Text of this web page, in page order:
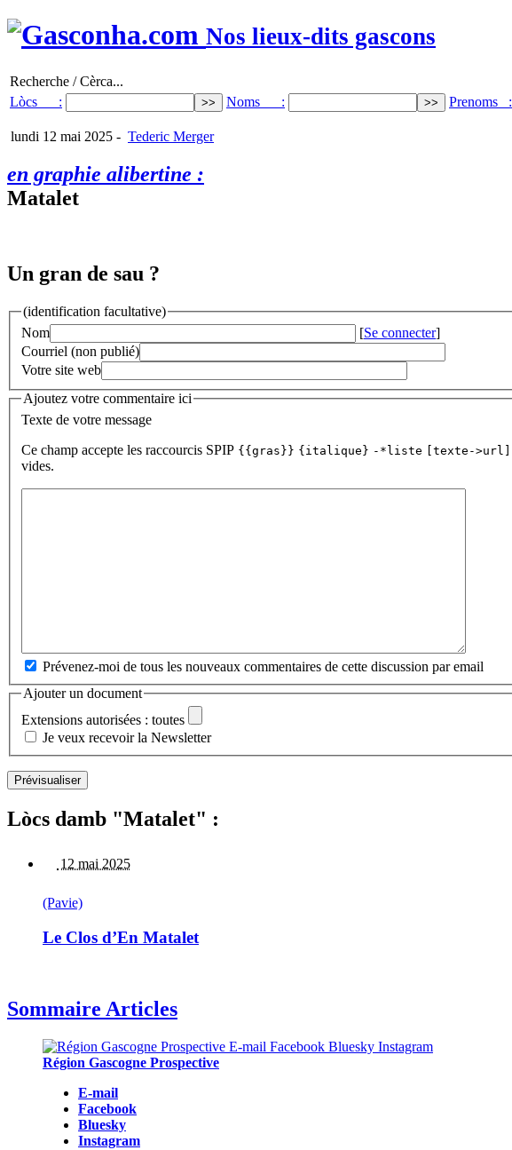
Nos lieux-dits gascons
Recherche / Cèrca...
Lòcs :
Noms : Prenoms :
lundi 12 mai 2025 - Tederic Merger
en graphie alibertine :
Matalet
Un gran de sau ?
(identification facultative)
Nom
[Se connecter]
Courriel (non publié)
Votre site web
Ajoutez votre commentaire ici
Texte de votre message
Ce champ accepte les raccourcis SPIP {{gras}} {italique} -*liste [texte->url]
vides.
Prévenez-moi de tous les nouveaux commentaires de cette discussion par email
Ajouter un document
Extensions autorisées : toutes
Je veux recevoir la Newsletter
Lòcs damb "Matalet" :
12 mai 2025
(Pavie)
Le Clos d’En Matalet
Sommaire Articles
Région Gascogne Prospective
E-mail
Facebook
Bluesky
Instagram